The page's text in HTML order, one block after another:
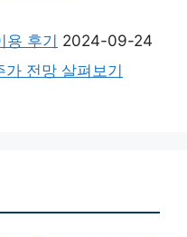
용 후기 2024-09-24
전망 살펴보기